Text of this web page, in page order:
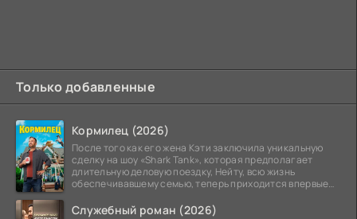
Только добавленные
Кормилец (2026)
После того как его жена Кэти заключила уникальную
сделку на шоу «Shark Tank», которая предполагает
длительную деловую поездку, Нейту, всю жизнь
обеспечивавшему семью, теперь приходится впервые
Служебный роман (2026)